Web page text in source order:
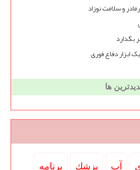
و سلامت نوزاد
بگذارد
ابزار دفاع فوری
ها
آب پزشك برنامه